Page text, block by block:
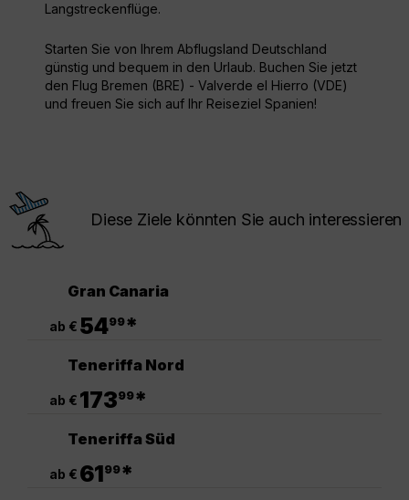
Langstreckenflüge.
Starten Sie von Ihrem Abflugsland Deutschland
günstig und bequem in den Urlaub. Buchen Sie jetzt
den Flug Bremen (BRE) - Valverde el Hierro (VDE)
und freuen Sie sich auf Ihr Reiseziel Spanien!
Diese Ziele könnten Sie auch interessieren
Gran Canaria
ab € 5499*
Teneriffa Nord
ab € 17399*
Teneriffa Süd
ab € 6199*